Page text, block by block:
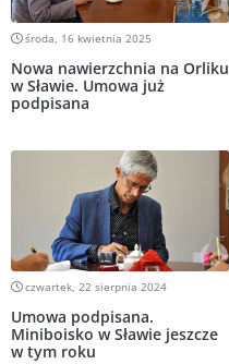
środa, 16 kwietnia 2025
Nowa nawierzchnia na Orliku
w Sławie. Umowa już
podpisana
czwartek, 22 sierpnia 2024
Umowa podpisana.
Miniboisko w Sławie jeszcze
w tym roku